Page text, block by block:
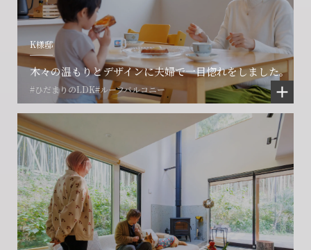
K様邸
木々の温もりとデザインに夫婦で一目惚れをしました。
#ひだまりのLDK#ルーフバルコニー